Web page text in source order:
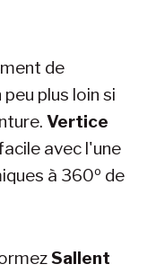
de
plus loin si
Vertice
avec l'une
à 360º de
Sallent